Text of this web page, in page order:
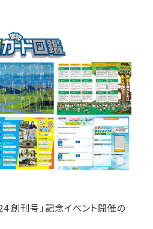
創刊号」記念イベント開催の